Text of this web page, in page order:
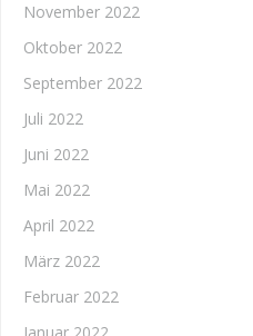
November 2022
Oktober 2022
September 2022
Juli 2022
Juni 2022
Mai 2022
April 2022
März 2022
Februar 2022